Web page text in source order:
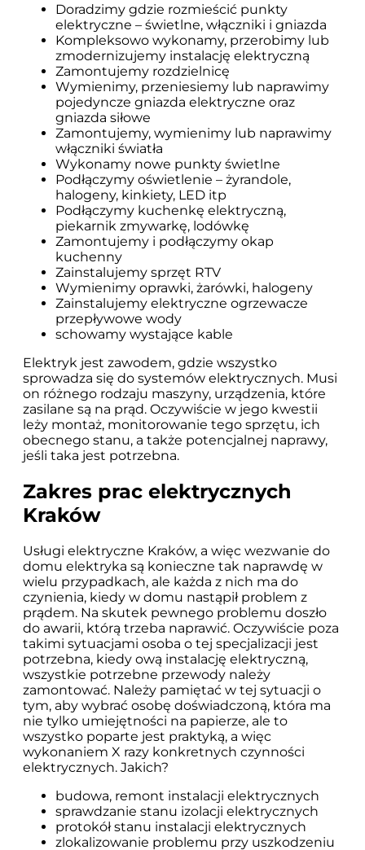
Doradzimy gdzie rozmieścić punkty
elektryczne – świetlne, włączniki i gniazda
Kompleksowo wykonamy, przerobimy lub
zmodernizujemy instalację elektryczną
Zamontujemy rozdzielnicę
Wymienimy, przeniesiemy lub naprawimy
pojedyncze gniazda elektryczne oraz
gniazda siłowe
Zamontujemy, wymienimy lub naprawimy
włączniki światła
Wykonamy nowe punkty świetlne
Podłączymy oświetlenie – żyrandole,
halogeny, kinkiety, LED itp
Podłączymy kuchenkę elektryczną,
piekarnik zmywarkę, lodówkę
Zamontujemy i podłączymy okap
kuchenny
Zainstalujemy sprzęt RTV
Wymienimy oprawki, żarówki, halogeny
Zainstalujemy elektryczne ogrzewacze
przepływowe wody
schowamy wystające kable
Elektryk jest zawodem, gdzie wszystko
sprowadza się do systemów elektrycznych. Musi
on różnego rodzaju maszyny, urządzenia, które
zasilane są na prąd. Oczywiście w jego kwestii
leży montaż, monitorowanie tego sprzętu, ich
obecnego stanu, a także potencjalnej naprawy,
jeśli taka jest potrzebna.
Zakres prac elektrycznych
Kraków
Usługi elektryczne Kraków, a więc wezwanie do
domu elektryka są konieczne tak naprawdę w
wielu przypadkach, ale każda z nich ma do
czynienia, kiedy w domu nastąpił problem z
prądem. Na skutek pewnego problemu doszło
do awarii, którą trzeba naprawić. Oczywiście poza
takimi sytuacjami osoba o tej specjalizacji jest
potrzebna, kiedy ową instalację elektryczną,
wszystkie potrzebne przewody należy
zamontować. Należy pamiętać w tej sytuacji o
tym, aby wybrać osobę doświadczoną, która ma
nie tylko umiejętności na papierze, ale to
wszystko poparte jest praktyką, a więc
wykonaniem X razy konkretnych czynności
elektrycznych. Jakich?
budowa, remont instalacji elektrycznych
sprawdzanie stanu izolacji elektrycznych
protokół stanu instalacji elektrycznych
zlokalizowanie problemu przy uszkodzeniu